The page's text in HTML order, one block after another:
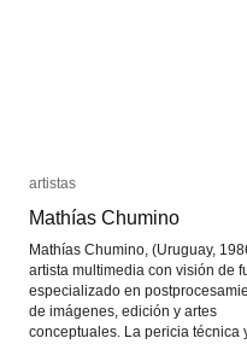
artistas
Mathías Chumino
Mathías Chumino, (Uruguay,
artista multimedia con visión de
especializado en
de imágenes, edición y artes
conceptuales. La pericia técnica
artistas
Mathías Chumino